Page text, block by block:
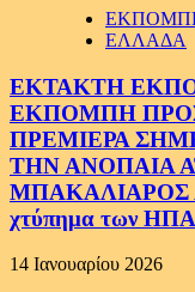
ΕΛΛΑΔΑ
ΕΚΤΑΚΤΗ
ΕΚΠΟΜΠΗ
ΠΡΕΜΙΕΡΑ
ΤΗΝ ΑΝΟΠΑΙΑ
ΜΠΑΚΑΛΙΑΡΟΣ
χτύπημα των ΗΠΑ
14 Ιανουαρίου 2026